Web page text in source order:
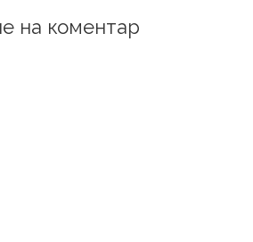
на коментар